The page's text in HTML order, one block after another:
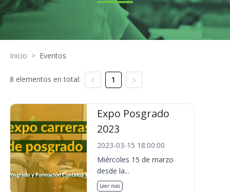
Inicio > Eventos
8 elementos en total: 1
Expo Posgrado
2023
2023-03-15 18:00:00
Miércoles 15 de marzo
desde la...
Leer más